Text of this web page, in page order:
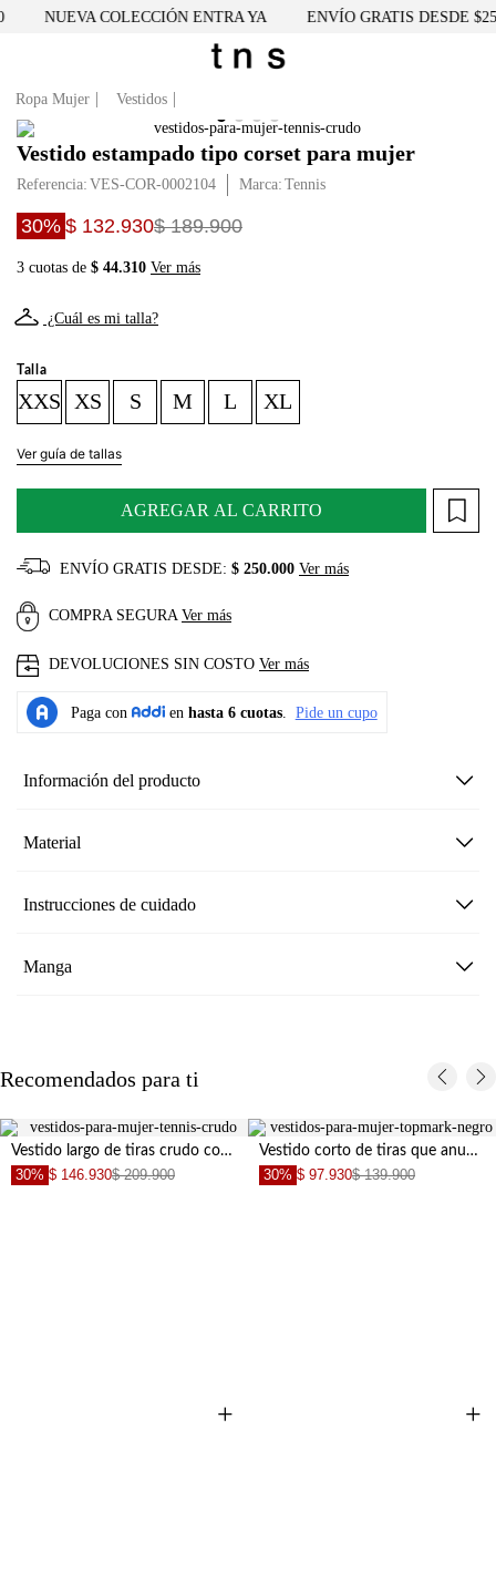
NUEVA COLECCIÓN ENTRA YA ENVÍO GRATIS DESDE
Ropa Mujer Vestidos
Vestido estampado tipo corset para mujer
Referencia: VES-COR-0002104 Tennis
30% $ 132.930$ 189.900
3 cuotas de $ 44.310 Ver más
¿Cuál es mi talla?
Talla
XXS XS S M L XL
Ver guía de tallas
AGREGAR AL CARRITO
ENVÍO GRATIS DESDE: $ 250.000 Ver más
COMPRA SEGURA Ver más
DEVOLUCIONES SIN COSTO Ver más
Información del producto
Material
Instrucciones de cuidado
Manga
Recomendados para ti
+
Vestido largo de tiras crudo con diseño limpio para mujer
30% $ 146.930$ 209.900
+
Vestido corto de tiras que anudan en hombro negro para mujer
30% $ 97.930$ 139.900